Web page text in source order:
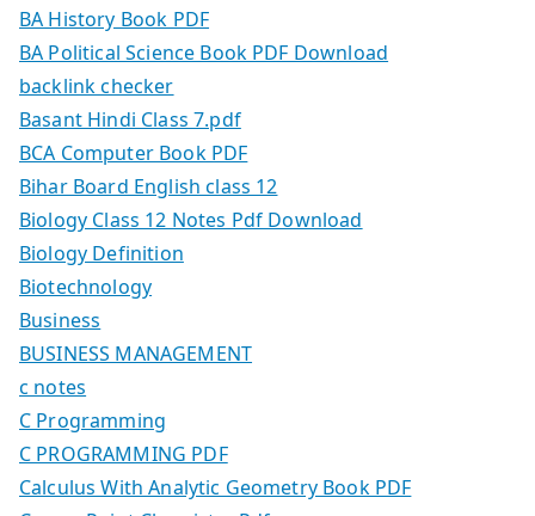
BA History Book PDF
BA Political Science Book PDF Download
backlink checker
Basant Hindi Class 7.pdf
BCA Computer Book PDF
Bihar Board English class 12
Biology Class 12 Notes Pdf Download
Biology Definition
Biotechnology
Business
BUSINESS MANAGEMENT
c notes
C Programming
C PROGRAMMING PDF
Calculus With Analytic Geometry Book PDF